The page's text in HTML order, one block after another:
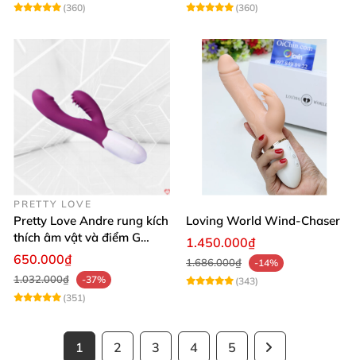
(360)
(360)
PRETTY LOVE
Pretty Love Andre rung kích
thích âm vật và điểm G
mạnh mẽ
650.000₫
1.032.000₫
-37%
(351)
Loving World Wind-Chaser
1.450.000₫
1.686.000₫
-14%
(343)
1 2 3 4 5